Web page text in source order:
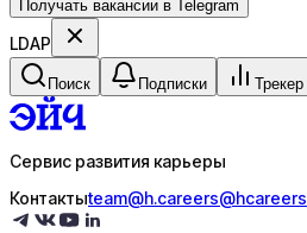
Получать вакансии в Telegram
LDAP
Поиск Подписки Трекер
Сервис развития карьеры
Контактыteam@h.careers@hcareers